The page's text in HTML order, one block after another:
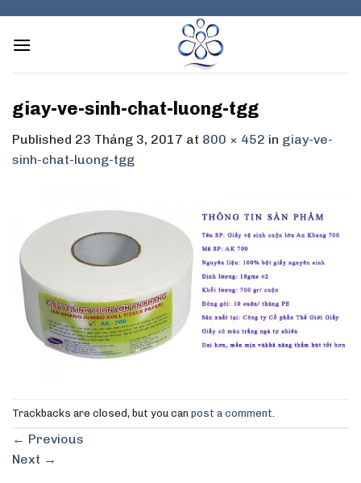
content
giay-ve-sinh-chat-luong-tgg
Published 23 Tháng 3, 2017 at 800 × 452 in giay-ve-
sinh-chat-luong-tgg
Trackbacks are closed, but you can post a comment
← Previous
Next →